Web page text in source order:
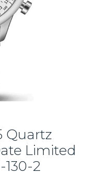
Quartz
Limited
130-2